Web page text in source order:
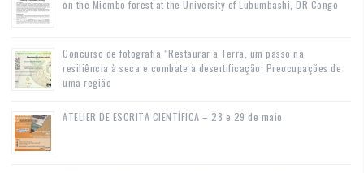
on the Miombo forest at the University of Lubumbashi, DR Congo
Concurso de fotografia “Restaurar a Terra, um passo na
resiliência à seca e combate à desertificação: Preocupações de
uma região
ATELIER DE ESCRITA CIENTÍFICA – 28 e 29 de maio